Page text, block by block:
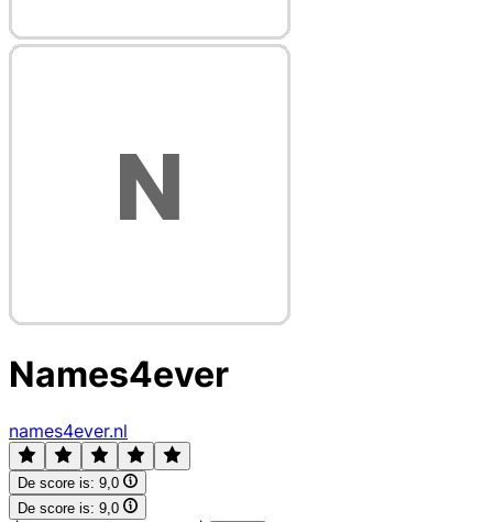
Names4ever
names4ever.nl
De score is: 9,0
De score is: 9,0